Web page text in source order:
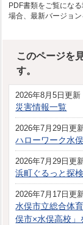
PDF書類をご覧にな
場合、最新バージョン
このページを
す。
2026年8月5日更新
災害情報一覧
2026年7月29日更
ハローワーク水
2026年7月29日更
浜町ぐるっと探
2026年7月17日更
水俣市立総合体
俣市×水俣高校」